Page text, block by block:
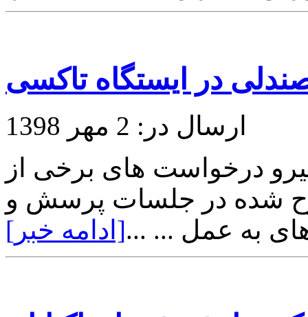
در ایستگاه تاکسی
ارسال در: 2 مهر 1398
دوشنبه مورخ 98/06/25 پیرو درخواست های برخی از
شده در جلسات پرسش و
به عمل ... ...[ادامه خبر]